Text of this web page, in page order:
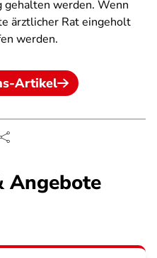
gehalten werden. Wenn
ärztlicher Rat eingeholt
werden.
Artikel
Angebote